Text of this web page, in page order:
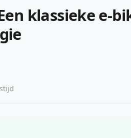
klassieke e-